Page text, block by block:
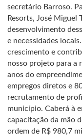
secretário Barroso.
Resorts, José Miguel
desenvolvimento
e necessidades
crescimento e
nosso projeto para a
anos do
empregos diretos e
recrutamento de
município. Caberá à
capacitação da mão
ordem de R$ 980,7